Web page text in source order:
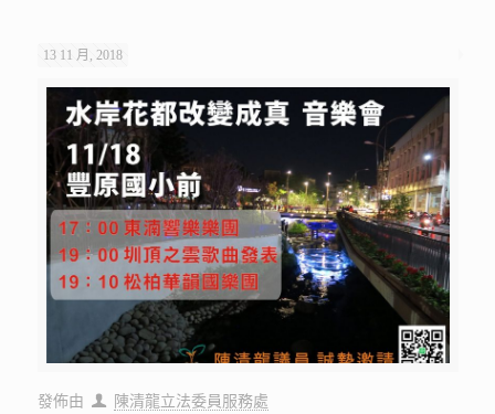
13 11 月, 2018
發佈由 陳清龍立法委員服務處